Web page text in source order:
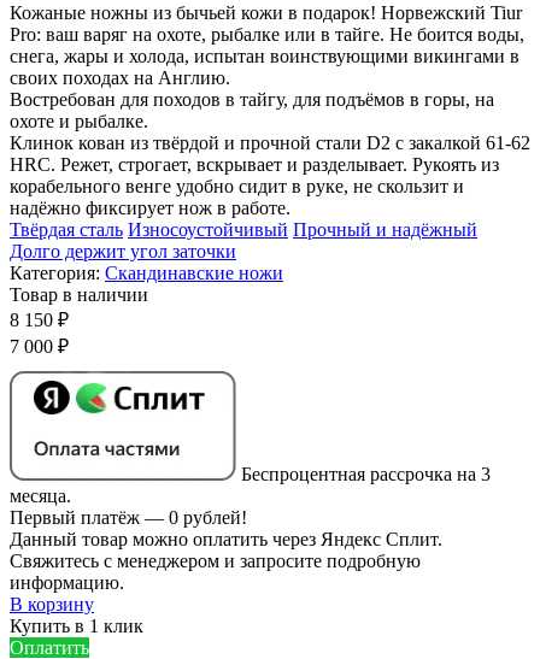
Кожаные ножны из бычьей кожи в подарок! Норвежский Tiur
Pro: ваш варяг на охоте, рыбалке или в тайге. Не боится воды,
снега, жары и холода, испытан воинствующими викингами в
своих походах на Англию.
Востребован для походов в тайгу, для подъёмов в горы, на
охоте и рыбалке.
Клинок кован из твёрдой и прочной стали D2 с закалкой 61-62
HRC. Режет, строгает, вскрывает и разделывает. Рукоять из
корабельного венге удобно сидит в руке, не скользит и
надёжно фиксирует нож в работе.
Твёрдая сталь Износоустойчивый Прочный и надёжный
Долго держит угол заточки
Категория: Скандинавские ножи
Товар в наличии
8 150 ₽
7 000 ₽
Беспроцентная рассрочка на 3
месяца.
Первый платёж — 0 рублей!
Данный товар можно оплатить через Яндекс Сплит.
Свяжитесь с менеджером и запросите подробную
информацию.
В корзину
Купить в 1 клик
Оплатить